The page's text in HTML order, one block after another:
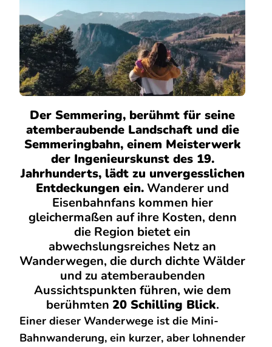
–
KLEINE
BAHNWANDERUNG
Der Semmering, berühmt für seine
atemberaubende Landschaft und die
Semmeringbahn, einem Meisterwerk
der Ingenieurskunst des 19.
Jahrhunderts, lädt zu unvergesslichen
Entdeckungen ein. Wanderer und
Eisenbahnfans kommen hier
gleichermaßen auf ihre Kosten, denn
die Region bietet ein
abwechslungsreiches Netz an
Wanderwegen, die durch dichte Wälder
und zu atemberaubenden
Aussichtspunkten führen, wie dem
berühmten 20 Schilling Blick.
Einer dieser Wanderwege ist die Mini-
Bahnwanderung, ein kurzer, aber lohnender